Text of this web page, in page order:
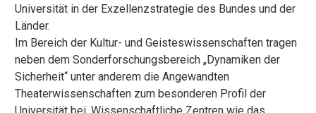
Universität in der Exzellenzstrategie des Bundes und der
Länder.
Im Bereich der Kultur- und Geisteswissenschaften tragen
neben dem Sonderforschungsbereich „Dynamiken der
Sicherheit“ unter anderem die Angewandten
Theaterwissenschaften zum besonderen Profil der